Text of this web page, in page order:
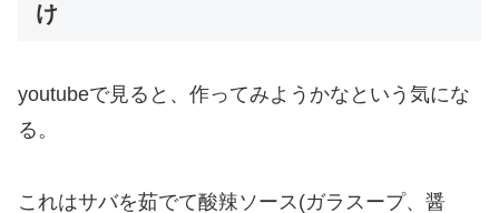
け
youtubeで見ると、作ってみようかなという気にな
る。
これはサバを茹でて酸辣ソース(ガラスープ、醤